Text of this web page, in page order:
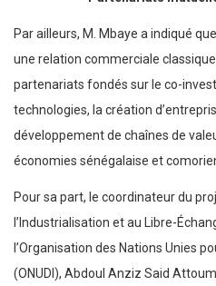
Par ailleurs, M. Mbaye a indiqué
une relation commerciale
partenariats fondés sur le co-
technologies, la création
développement de chaînes de
économies sénégalaise et
Pour sa part, le coordinateur du
l’Industrialisation et au Libre-
l’Organisation des Nations Unies
(ONUDI), Abdoul Anziz Said